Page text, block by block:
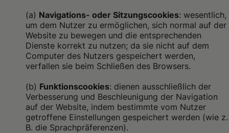
(a) Navigations- oder Sitzungscookies: wesentlich,
um dem Nutzer zu ermöglichen, sich normal auf der
Website zu bewegen und die entsprechenden
Dienste korrekt zu nutzen; da sie nicht auf dem
Computer des Nutzers gespeichert werden,
verfallen sie beim Schließen des Browsers.
(b) Funktionscookies: dienen ausschließlich der
Verbesserung und Beschleunigung der Navigation
auf der Website, indem bestimmte vom Nutzer
getroffene Einstellungen gespeichert werden (wie z.
B. die Sprachpräferenzen).